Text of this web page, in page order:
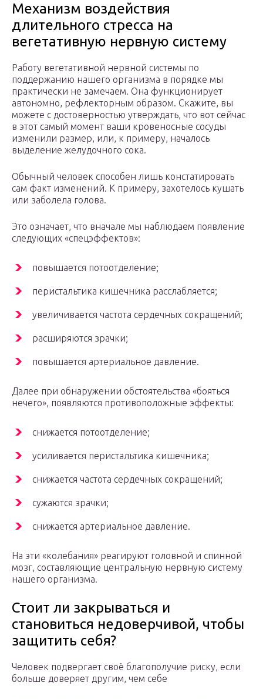
Механизм воздействия
длительного стресса на
вегетативную нервную систему
Работу вегетативной нервной системы по
поддержанию нашего организма в порядке мы
практически не замечаем. Она функционирует
автономно, рефлекторным образом. Скажите, вы
можете с достоверностью утверждать, что вот сейчас
в этот самый момент ваши кровеносные сосуды
изменили размер, или, к примеру, началось
выделение желудочного сока.
Обычный человек способен лишь констатировать
сам факт изменений. К примеру, захотелось кушать
или заболела голова.
Это означает, что вначале мы наблюдаем появление
следующих «спецэффектов»:
повышается потоотделение;
перистальтика кишечника расслабляется;
увеличивается частота сердечных сокращений;
расширяются зрачки;
повышается артериальное давление.
Далее при обнаружении обстоятельства «бояться
нечего», появляются противоположные эффекты:
снижается потоотделение;
усиливается перистальтика кишечника;
снижается частота сердечных сокращений;
сужаются зрачки;
снижается артериальное давление.
На эти «колебания» реагируют головной и спинной
мозг, составляющие центральную нервную систему
нашего организма.
Стоит ли закрываться и
становиться недоверчивой, чтобы
защитить себя?
Человек подвергает своё благополучие риску, если
больше доверяет другим, чем себе